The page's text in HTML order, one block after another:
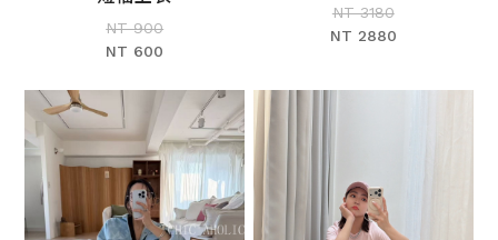
NT 900
NT 600
NT 3180
NT 2880